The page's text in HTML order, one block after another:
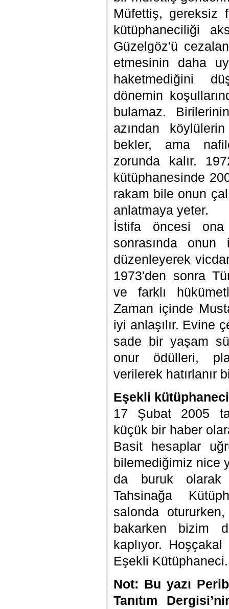
Müfettiş, gereksiz
kütüphaneciliği
Güzelgöz'ü
etmesinin daha
haketmediğini
dönemin
bulamaz.
azından
bekler, ama
zorunda kalır.
kütüphanesinde
rakam bile onun
anlatmaya yeter.
İstifa öncesi ona
sonrasında
düzenleyerek
1973'den sonra
ve farklı
Zaman içinde
iyi anlaşılır. Evine
sade bir yaşam
onur ödülleri,
verilerek hatırlanır
Eşekli
17 Şubat 2005
küçük bir haber
Basit hesaplar
bilemediğimiz nice
da buruk olarak
Tahsinağa
salonda otururken,
bakarken bizim
kaplıyor.
Eşekli
Not: Bu yazı
Tanıtım